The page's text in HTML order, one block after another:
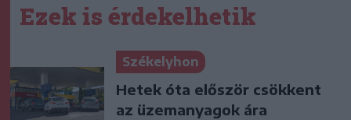
Ezek is érdekelhetik
Székelyhon
Hetek óta először csökkent
az üzemanyagok ára